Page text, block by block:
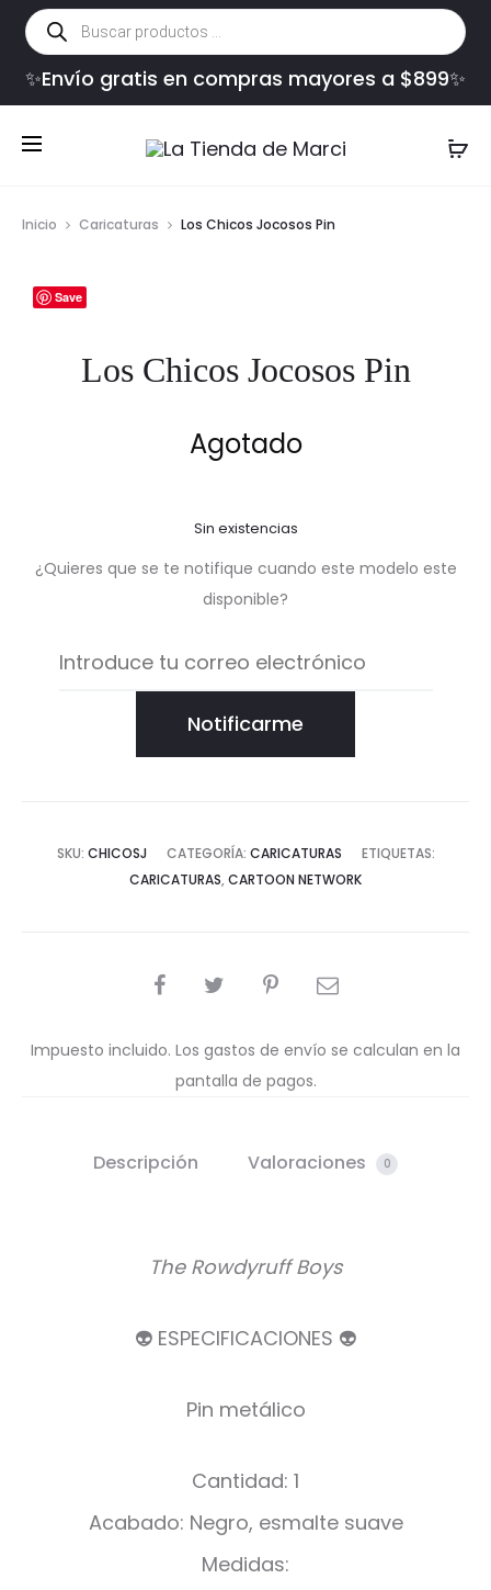
Búsqueda
de
productos
✨Envío gratis en compras mayores a $899✨
Inicio Caricaturas Los Chicos Jocosos Pin
Save
Los Chicos Jocosos Pin
Agotado
Sin existencias
¿Quieres que se te notifique cuando este modelo este
disponible?
Notificarme
SKU: CHICOSJ CATEGORÍA: CARICATURAS
ETIQUETAS:
CARICATURAS, CARTOON NETWORK
COMPARTIR
Impuesto incluido. Los gastos de envío se calculan en la
pantalla de pagos.
Descripción Valoraciones 0
The Rowdyruff Boys
👽 ESPECIFICACIONES 👽
Pin metálico
Cantidad: 1
Acabado: Negro, esmalte suave
Medidas: